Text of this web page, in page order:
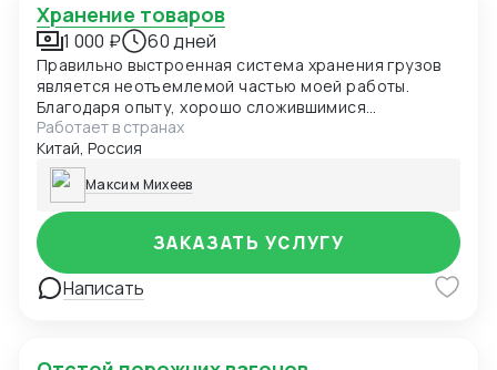
Хранение товаров
1 000 ₽ 60 дней
Правильно выстроенная система хранения грузов
является неотъемлемой частью моей работы.
Благодаря опыту, хорошо сложившимися
отношениями с китайскими производителями
различного рода товаров, наличию собственных
представительств и складов на территории Китая,
могу смело заявить о возможности предлагать
лучшие условия и цены на складские услуги.
Работает в странах
Китай, Россия
Максим Михеев
Написать
ЗАКАЗАТЬ УСЛУГУ